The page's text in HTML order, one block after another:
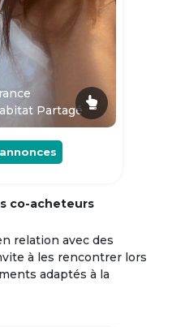
Partagé
annonces
co-acheteurs
relation avec des
à les rencontrer lors
adaptés à la